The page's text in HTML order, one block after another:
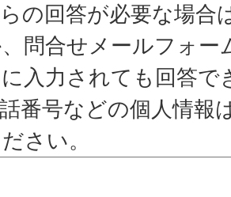
の回答が必要な場合
問合せメールフォー
に入力されても回答
番号などの個人情報
さい。